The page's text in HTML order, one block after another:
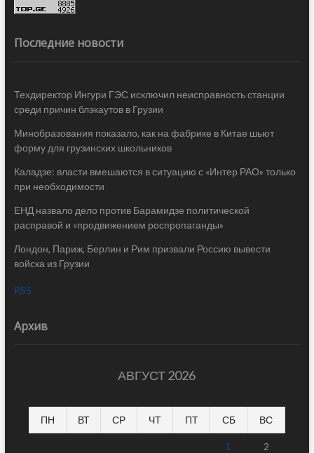
Последние новости
Техдиректор Ингури ГЭС исключил неисправность станции
среди причин блэкаутов в Грузии
Минобразования показало, как на фабрике в Китае шьют
форму для грузинских школьников
Каладзе: власти вмешаются в ситуацию с «Интер РАО» только
при необходимости
ЕНД назвало дело против Барамидзе политической
расправой и «продвижением роспропаганды»
Лондон, Париж, Берлин и Рим призвали Россию вывести
войска из Грузии
RSS
Архив
АВГУСТ 2026
ПН ВТ СР ЧТ ПТ СБ ВС
1 2